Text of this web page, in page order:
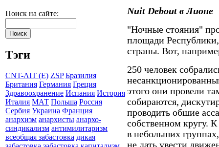
Поиск на сайте:
Тэги
CNT-AIT (E) ZSP Бразилия
Британия Германия Греция
Здравоохранение Испания История
Италия МАТ Польша Россия
Сербия Украина Франция
анархизм анархисты анархо-
синдикализм антимилитаризм
всеобщая забастовка дикая
Nuit Debout в Лионе
"Ночные стояния"
площади
страны. Вот,
250 человек
этого они провели
собираются,
проводить обшие
собственном кругу.
в небольших
не дать увести